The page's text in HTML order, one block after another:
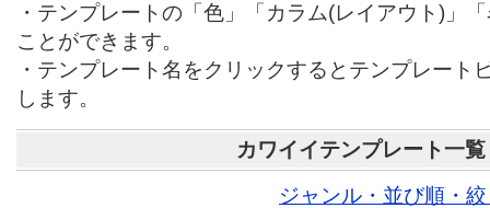
・テンプレートの「色」「カラム(レイアウト)」
ことができます。
・テンプレート名をクリックするとテンプレート
します。
カワイイテンプレート一覧
ジャンル・並び順・